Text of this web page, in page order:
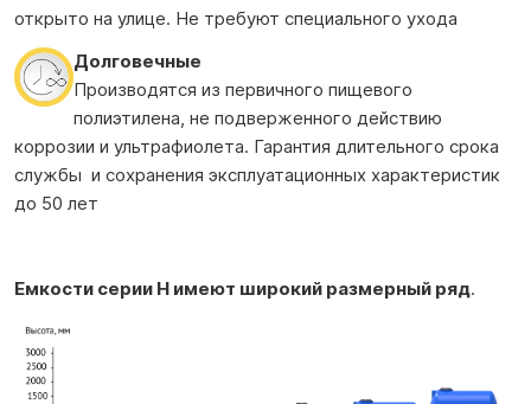
открыто на улице. Не требуют специального ухода
Долговечные
Производятся из первичного пищевого
полиэтилена, не подверженного действию
коррозии и ультрафиолета. Гарантия длительного срока
службы и сохранения эксплуатационных характеристик
до 50 лет
Емкости серии H имеют широкий размерный ряд.